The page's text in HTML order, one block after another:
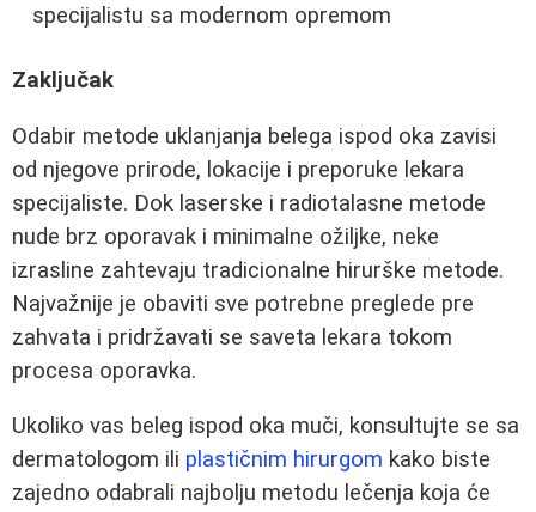
specijalistu sa modernom opremom
Zaključak
Odabir metode uklanjanja belega ispod oka zavisi
od njegove prirode, lokacije i preporuke lekara
specijaliste. Dok laserske i radiotalasne metode
nude brz oporavak i minimalne ožiljke, neke
izrasline zahtevaju tradicionalne hirurške metode.
Najvažnije je obaviti sve potrebne preglede pre
zahvata i pridržavati se saveta lekara tokom
procesa oporavka.
Ukoliko vas beleg ispod oka muči, konsultujte se sa
dermatologom ili plastičnim hirurgom kako biste
zajedno odabrali najbolju metodu lečenja koja će